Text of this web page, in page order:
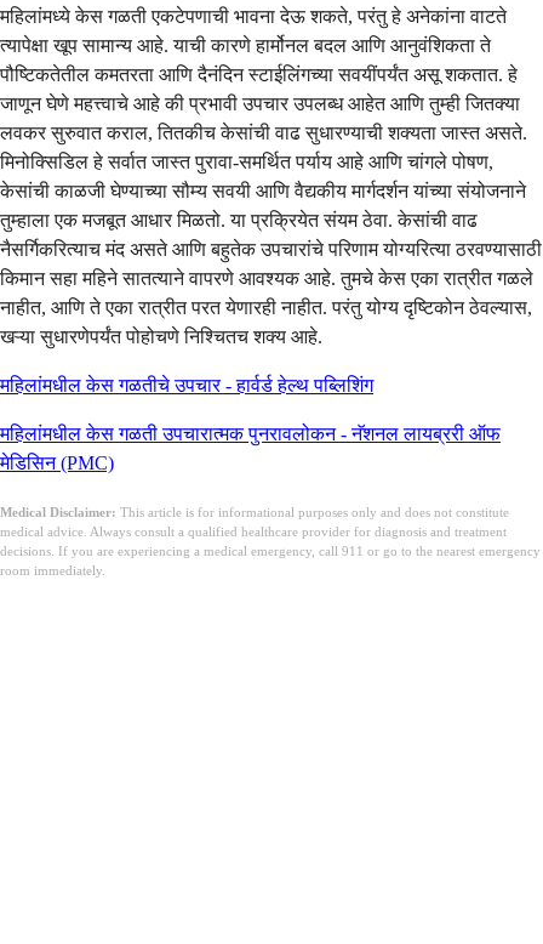
महिलांमध्ये केस गळती एकटेपणाची भावना देऊ शकते, परंतु हे अनेकांना वाटते
त्यापेक्षा खूप सामान्य आहे. याची कारणे हार्मोनल बदल आणि आनुवंशिकता ते
पौष्टिकतेतील कमतरता आणि दैनंदिन स्टाईलिंगच्या सवयींपर्यंत असू शकतात. हे
जाणून घेणे महत्त्वाचे आहे की प्रभावी उपचार उपलब्ध आहेत आणि तुम्ही जितक्या
लवकर सुरुवात कराल, तितकीच केसांची वाढ सुधारण्याची शक्यता जास्त असते.
मिनोक्सिडिल हे सर्वात जास्त पुरावा-समर्थित पर्याय आहे आणि चांगले पोषण,
केसांची काळजी घेण्याच्या सौम्य सवयी आणि वैद्यकीय मार्गदर्शन यांच्या संयोजनाने
तुम्हाला एक मजबूत आधार मिळतो. या प्रक्रियेत संयम ठेवा. केसांची वाढ
नैसर्गिकरित्याच मंद असते आणि बहुतेक उपचारांचे परिणाम योग्यरित्या ठरवण्यासाठी
किमान सहा महिने सातत्याने वापरणे आवश्यक आहे. तुमचे केस एका रात्रीत गळले
नाहीत, आणि ते एका रात्रीत परत येणारही नाहीत. परंतु योग्य दृष्टिकोन ठेवल्यास,
खऱ्या सुधारणेपर्यंत पोहोचणे निश्चितच शक्य आहे.
महिलांमधील केस गळतीचे उपचार - हार्वर्ड हेल्थ पब्लिशिंग
महिलांमधील केस गळती उपचारात्मक पुनरावलोकन - नॅशनल लायब्ररी ऑफ
मेडिसिन (PMC)
Medical Disclaimer: This article is for informational purposes only and does not constitute
medical advice. Always consult a qualified healthcare provider for diagnosis and treatment
decisions. If you are experiencing a medical emergency, call 911 or go to the nearest emergency
room immediately.